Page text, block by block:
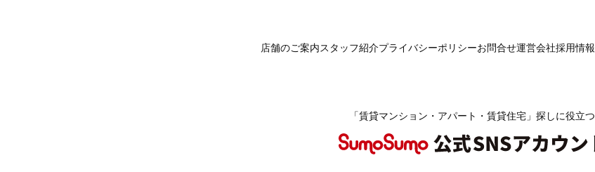
店舗のご案内スタッフ紹介プライバシーポリシーお問合せ運営会社採用情報
「賃貸マンション・アパート・賃貸住宅」探しに役立つ